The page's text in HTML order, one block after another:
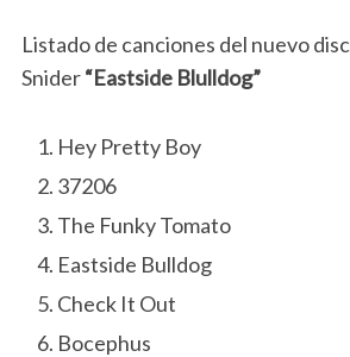
Listado de canciones del nuevo
Snider“Eastside Blulldog”
Hey Pretty Boy
37206
The Funky Tomato
Eastside Bulldog
Check It Out
Bocephus